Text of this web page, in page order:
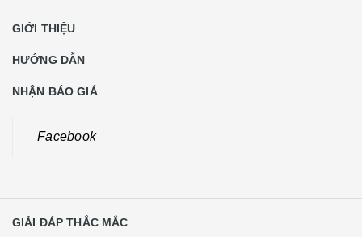
GIỚI THIỆU
HƯỚNG DẪN
NHẬN BÁO GIÁ
Facebook
GIẢI ĐÁP THẮC MẮC